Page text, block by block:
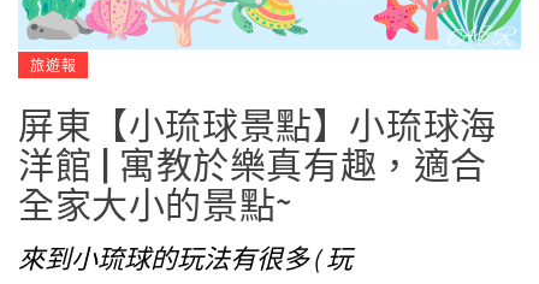
旅遊報
屏東【小琉球景點】小琉球海
洋館 | 寓教於樂真有趣，適合
全家大小的景點~
來到小琉球的玩法有很多 ( 玩